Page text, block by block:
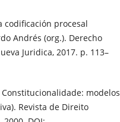
codificación procesal
Andrés (org.). Derecho
Juridica, 2017. p. 113–
Constitucionalidade: modelos
Revista de Direito